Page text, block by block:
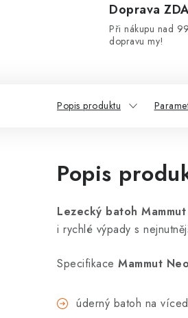
Doprava
Při nákupu nad
dopravu my!
Popis produktu
Popis
Lezecký batoh
i rychlé výpady s
Specifikace Mammut
úderný batoh na